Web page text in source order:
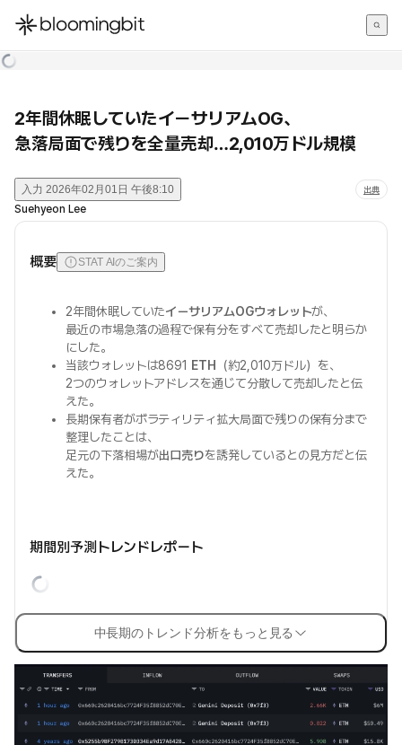
한국어
2年間休眠していたイーサリアムOG、
急落局面で残りを全量売却…2,010万ドル規模
入力 2026年02月01日 午後8:10 出典
Suehyeon Lee
概要 STAT AIのご案内
2年間休眠していたイーサリアムOGウォレットが、
最近の市場急落の過程で保有分をすべて売却したと明らか
にした。
当該ウォレットは8691 ETH
（約2,010万ドル）を、
2つのウォレットアドレスを通じて分散して売却したと伝
えた。
長期保有者がボラティリティ拡大局面で残りの保有分まで
整理したことは、
足元の下落相場が出口売りを誘発しているとの見方だと伝
えた。
期間別予測トレンドレポート
中長期のトレンド分析をもっと見る